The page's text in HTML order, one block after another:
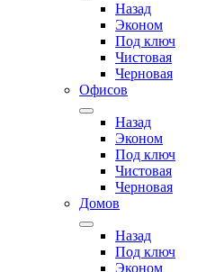
Назад
Эконом
Под ключ
Чистовая
Черновая
Офисов
Назад
Эконом
Под ключ
Чистовая
Черновая
Домов
Назад
Под ключ
Эконом